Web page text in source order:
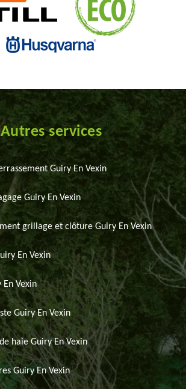
Autres services
Guiry En Vexin
Guiry En Vexin
grillage et clôture Guiry En Vexin
En Vexin
En Vexin
Guiry En Vexin
haie Guiry En Vexin
Guiry En Vexin